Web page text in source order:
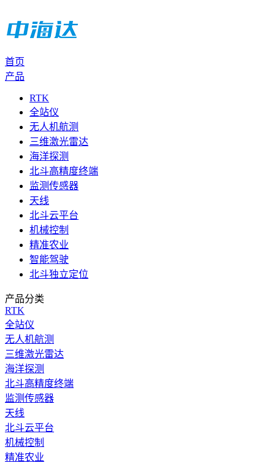
首页
产品
RTK
全站仪
无人机航测
三维激光雷达
海洋探测
北斗高精度终端
监测传感器
天线
北斗云平台
机械控制
精准农业
智能驾驶
北斗独立定位
产品分类
RTK
全站仪
无人机航测
三维激光雷达
海洋探测
北斗高精度终端
监测传感器
天线
北斗云平台
机械控制
精准农业